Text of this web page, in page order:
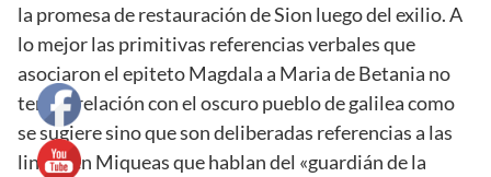
la promesa de restauración de Sion luego del exilio. A
lo mejor las primitivas referencias verbales que
asociaron el epiteto Magdala a Maria de Betania no
tenían relación con el oscuro pueblo de galilea como
se sugiere sino que son deliberadas referencias a las
lineas en Miqueas que hablan del «guardián de la